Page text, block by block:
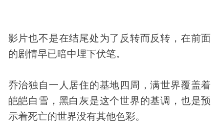
影片也不是在结尾处为了反转而反转，在前面
的剧情早已暗中埋下伏笔。
乔治独自一人居住的基地四周，满世界覆盖着
皑皑白雪，黑白灰是这个世界的基调，也是预
示着死亡的世界没有其他色彩。